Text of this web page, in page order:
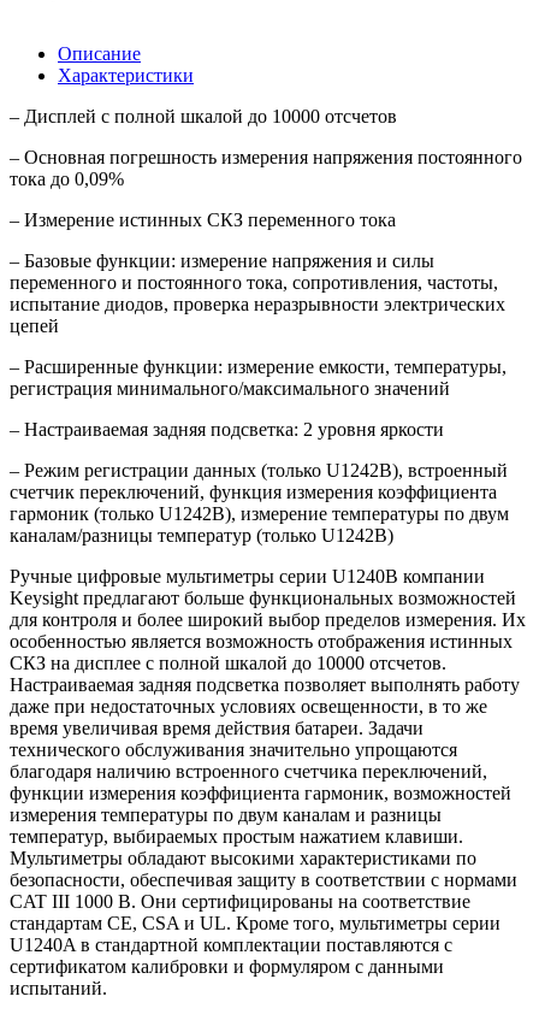
Описание
Характеристики
– Дисплей с полной шкалой до 10000 отсчетов
– Основная погрешность измерения напряжения постоянного
тока до 0,09%
– Измерение истинных СКЗ переменного тока
– Базовые функции: измерение напряжения и силы
переменного и постоянного тока, сопротивления, частоты,
испытание диодов, проверка неразрывности электрических
цепей
– Расширенные функции: измерение емкости, температуры,
регистрация минимального/максимального значений
– Настраиваемая задняя подсветка: 2 уровня яркости
– Режим регистрации данных (только U1242B), встроенный
счетчик переключений, функция измерения коэффициента
гармоник (только U1242B), измерение температуры по двум
каналам/разницы температур (только U1242B)
Ручные цифровые мультиметры серии U1240B компании
Keysight предлагают больше функциональных возможностей
для контроля и более широкий выбор пределов измерения. Их
особенностью является возможность отображения истинных
СКЗ на дисплее с полной шкалой до 10000 отсчетов.
Настраиваемая задняя подсветка позволяет выполнять работу
даже при недостаточных условиях освещенности, в то же
время увеличивая время действия батареи. Задачи
технического обслуживания значительно упрощаются
благодаря наличию встроенного счетчика переключений,
функции измерения коэффициента гармоник, возможностей
измерения температуры по двум каналам и разницы
температур, выбираемых простым нажатием клавиши.
Мультиметры обладают высокими характеристиками по
безопасности, обеспечивая защиту в соответствии с нормами
CAT III 1000 В. Они сертифицированы на соответствие
стандартам CE, CSA и UL. Кроме того, мультиметры серии
U1240A в стандартной комплектации поставляются с
сертификатом калибровки и формуляром с данными
испытаний.